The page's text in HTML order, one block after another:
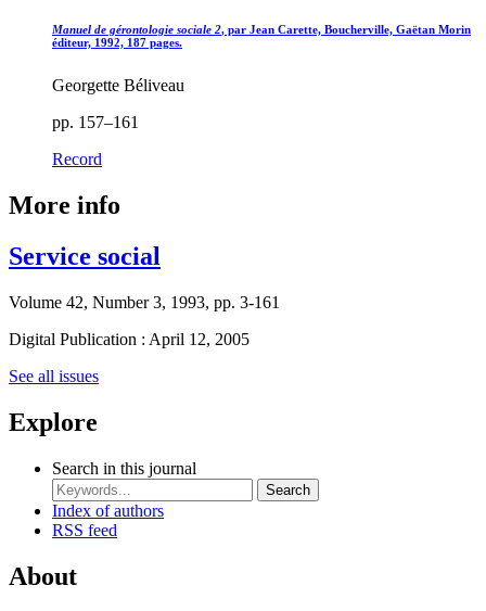
Manuel de gérontologie sociale 2, par Jean Carette, Boucherville, Gaëtan Morin
éditeur, 1992, 187 pages.
Georgette Béliveau
pp. 157–161
Record
More info
Service social
Volume 42, Number 3, 1993, pp. 3-161
Digital Publication : April 12, 2005
See all issues
Explore
Search in this journal
Search
Index of authors
RSS feed
About